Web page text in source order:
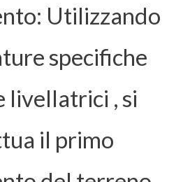
Utilizzando
specifiche
livellatrici , si
il primo